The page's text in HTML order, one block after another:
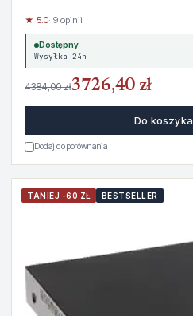
★ 5.0· 9 opinii
Dostępny
Wysyłka 24h
4384,00 zł3726,40 zł
Do koszyka
Dodaj do porównania
TANIEJ -60 ZŁ BESTSELLER